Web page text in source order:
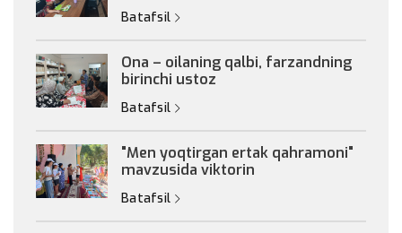
Batafsil
Ona – oilaning qalbi, farzandning
birinchi ustoz
Batafsil
"Men yoqtirgan ertak qahramoni"
mavzusida viktorin
Batafsil